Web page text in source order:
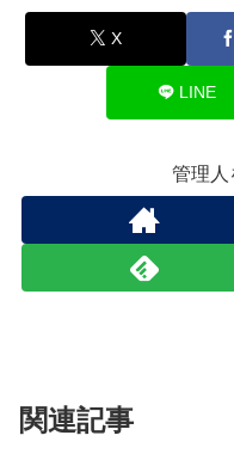
X
LINE
管理人
関連記事